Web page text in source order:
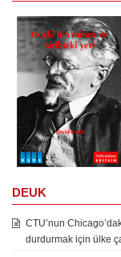
DEUK
CTU’nun
durdurmak için ülke